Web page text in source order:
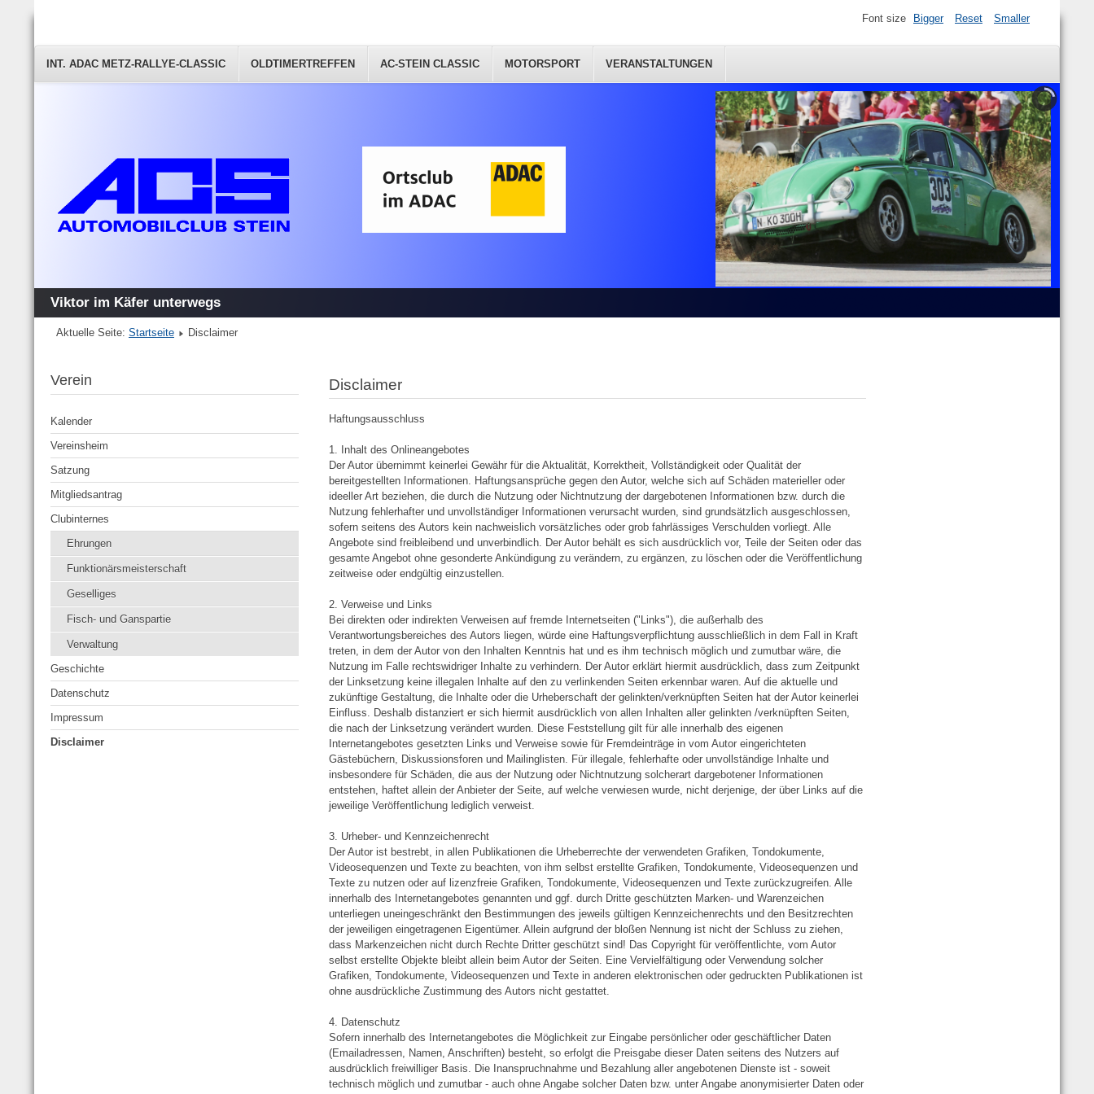
Viktor im Käfer unterwegs
INT. ADAC METZ-RALLYE-CLASSIC OLDTIMERTREFFEN AC-STEIN CLASSIC MOTORSPORT VERANSTALTUNGEN
Font size Bigger Reset Smaller
Aktuelle Seite: Startseite Disclaimer
Verein
Kalender
Vereinsheim
Satzung
Mitgliedsantrag
Clubinternes
Ehrungen
Funktionärsmeisterschaft
Geselliges
Fisch- und Ganspartie
Verwaltung
Geschichte
Datenschutz
Impressum
Disclaimer
Disclaimer
Haftungsausschluss
1. Inhalt des Onlineangebotes
Der Autor übernimmt keinerlei Gewähr für die Aktualität, Korrektheit, Vollständigkeit oder Qualität der
bereitgestellten Informationen. Haftungsansprüche gegen den Autor, welche sich auf Schäden materieller oder
ideeller Art beziehen, die durch die Nutzung oder Nichtnutzung der dargebotenen Informationen bzw. durch die
Nutzung fehlerhafter und unvollständiger Informationen verursacht wurden, sind grundsätzlich ausgeschlossen,
sofern seitens des Autors kein nachweislich vorsätzliches oder grob fahrlässiges Verschulden vorliegt. Alle
Angebote sind freibleibend und unverbindlich. Der Autor behält es sich ausdrücklich vor, Teile der Seiten oder das
gesamte Angebot ohne gesonderte Ankündigung zu verändern, zu ergänzen, zu löschen oder die Veröffentlichung
zeitweise oder endgültig einzustellen.
2. Verweise und Links
Bei direkten oder indirekten Verweisen auf fremde Internetseiten ("Links"), die außerhalb des
Verantwortungsbereiches des Autors liegen, würde eine Haftungsverpflichtung ausschließlich in dem Fall in Kraft
treten, in dem der Autor von den Inhalten Kenntnis hat und es ihm technisch möglich und zumutbar wäre, die
Nutzung im Falle rechtswidriger Inhalte zu verhindern. Der Autor erklärt hiermit ausdrücklich, dass zum Zeitpunkt
der Linksetzung keine illegalen Inhalte auf den zu verlinkenden Seiten erkennbar waren. Auf die aktuelle und
zukünftige Gestaltung, die Inhalte oder die Urheberschaft der gelinkten/verknüpften Seiten hat der Autor keinerlei
Einfluss. Deshalb distanziert er sich hiermit ausdrücklich von allen Inhalten aller gelinkten /verknüpften Seiten,
die nach der Linksetzung verändert wurden. Diese Feststellung gilt für alle innerhalb des eigenen
Internetangebotes gesetzten Links und Verweise sowie für Fremdeinträge in vom Autor eingerichteten
Gästebüchern, Diskussionsforen und Mailinglisten. Für illegale, fehlerhafte oder unvollständige Inhalte und
insbesondere für Schäden, die aus der Nutzung oder Nichtnutzung solcherart dargebotener Informationen
entstehen, haftet allein der Anbieter der Seite, auf welche verwiesen wurde, nicht derjenige, der über Links auf die
jeweilige Veröffentlichung lediglich verweist.
3. Urheber- und Kennzeichenrecht
Der Autor ist bestrebt, in allen Publikationen die Urheberrechte der verwendeten Grafiken, Tondokumente,
Videosequenzen und Texte zu beachten, von ihm selbst erstellte Grafiken, Tondokumente, Videosequenzen und
Texte zu nutzen oder auf lizenzfreie Grafiken, Tondokumente, Videosequenzen und Texte zurückzugreifen. Alle
innerhalb des Internetangebotes genannten und ggf. durch Dritte geschützten Marken- und Warenzeichen
unterliegen uneingeschränkt den Bestimmungen des jeweils gültigen Kennzeichenrechts und den Besitzrechten
der jeweiligen eingetragenen Eigentümer. Allein aufgrund der bloßen Nennung ist nicht der Schluss zu ziehen,
dass Markenzeichen nicht durch Rechte Dritter geschützt sind! Das Copyright für veröffentlichte, vom Autor
selbst erstellte Objekte bleibt allein beim Autor der Seiten. Eine Vervielfältigung oder Verwendung solcher
Grafiken, Tondokumente, Videosequenzen und Texte in anderen elektronischen oder gedruckten Publikationen ist
ohne ausdrückliche Zustimmung des Autors nicht gestattet.
4. Datenschutz
Sofern innerhalb des Internetangebotes die Möglichkeit zur Eingabe persönlicher oder geschäftlicher Daten
(Emailadressen, Namen, Anschriften) besteht, so erfolgt die Preisgabe dieser Daten seitens des Nutzers auf
ausdrücklich freiwilliger Basis. Die Inanspruchnahme und Bezahlung aller angebotenen Dienste ist - soweit
technisch möglich und zumutbar - auch ohne Angabe solcher Daten bzw. unter Angabe anonymisierter Daten oder